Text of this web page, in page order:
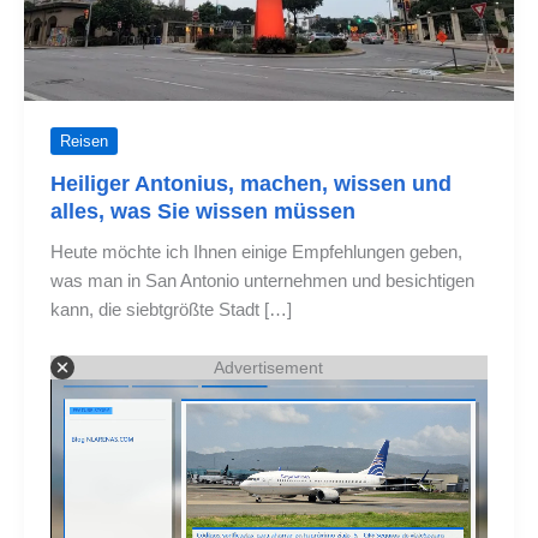
Reisen
Heiliger Antonius, machen, wissen und
alles, was Sie wissen müssen
Heute möchte ich Ihnen einige Empfehlungen geben,
was man in San Antonio unternehmen und besichtigen
kann, die siebtgrößte Stadt […]
Advertisement